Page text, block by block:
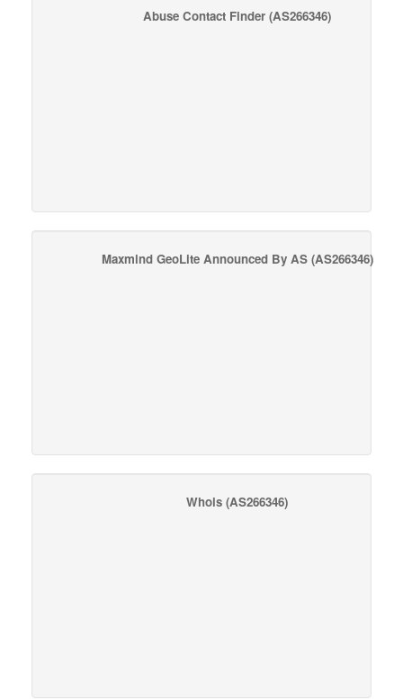
Abuse Contact Finder (AS266346)
Maxmind GeoLite Announced By AS(AS266346)
Whois (AS266346)